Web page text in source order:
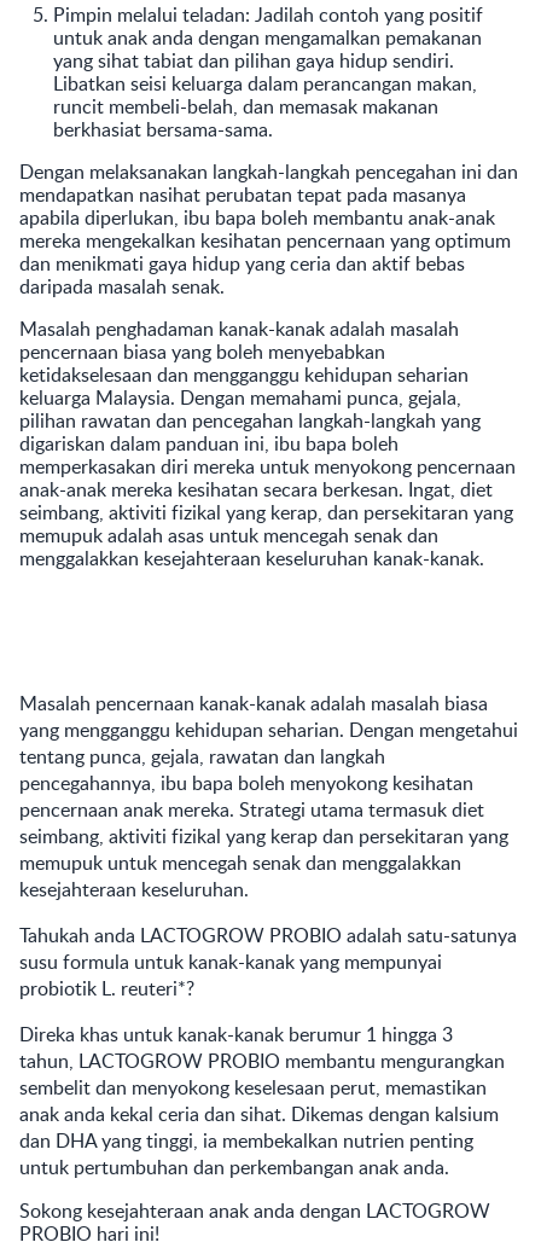
Pimpin melalui teladan: Jadilah contoh yang positif
untuk anak anda dengan mengamalkan pemakanan
yang sihat tabiat dan pilihan gaya hidup sendiri.
Libatkan seisi keluarga dalam perancangan makan,
runcit membeli-belah, dan memasak makanan
berkhasiat bersama-sama.
Dengan melaksanakan langkah-langkah pencegahan ini dan
mendapatkan nasihat perubatan tepat pada masanya
apabila diperlukan, ibu bapa boleh membantu anak-anak
mereka mengekalkan kesihatan pencernaan yang optimum
dan menikmati gaya hidup yang ceria dan aktif bebas
daripada masalah senak.
Masalah penghadaman kanak-kanak adalah masalah
pencernaan biasa yang boleh menyebabkan
ketidakselesaan dan mengganggu kehidupan seharian
keluarga Malaysia. Dengan memahami punca, gejala,
pilihan rawatan dan pencegahan langkah-langkah yang
digariskan dalam panduan ini, ibu bapa boleh
memperkasakan diri mereka untuk menyokong pencernaan
anak-anak mereka kesihatan secara berkesan. Ingat, diet
seimbang, aktiviti fizikal yang kerap, dan persekitaran yang
memupuk adalah asas untuk mencegah senak dan
menggalakkan kesejahteraan keseluruhan kanak-kanak.
Masalah pencernaan kanak-kanak adalah masalah biasa
yang mengganggu kehidupan seharian. Dengan mengetahui
tentang punca, gejala, rawatan dan langkah
pencegahannya, ibu bapa boleh menyokong kesihatan
pencernaan anak mereka. Strategi utama termasuk diet
seimbang, aktiviti fizikal yang kerap dan persekitaran yang
memupuk untuk mencegah senak dan menggalakkan
kesejahteraan keseluruhan.
Tahukah anda LACTOGROW PROBIO adalah satu-satunya
susu formula untuk kanak-kanak yang mempunyai
probiotik L. reuteri*?
Direka khas untuk kanak-kanak berumur 1 hingga 3
tahun, LACTOGROW PROBIO membantu mengurangkan
sembelit dan menyokong keselesaan perut, memastikan
anak anda kekal ceria dan sihat. Dikemas dengan kalsium
dan DHA yang tinggi, ia membekalkan nutrien penting
untuk pertumbuhan dan perkembangan anak anda.
Sokong kesejahteraan anak anda dengan LACTOGROW
PROBIO hari ini!